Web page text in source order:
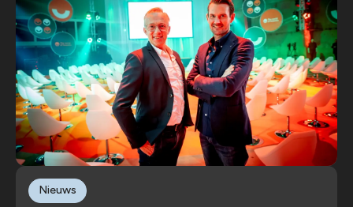
Nieuws